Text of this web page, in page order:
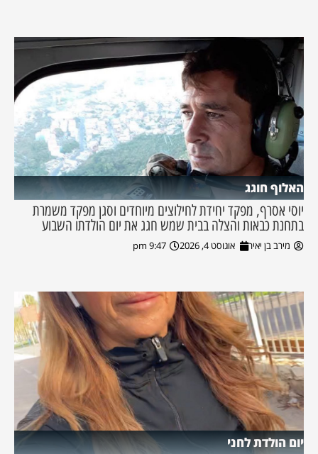
האלוף חוגג
יוסי אסרף, מפקד יחידת לחילוצים מיוחדים וסגן מפקד משמרת
בתחנת כבאות והצלה בבית שמש חגג את יום הולדתו השבוע
מירב בן יאיר אוגוסט 4, 2026 9:47 pm
יום הולדת לחני